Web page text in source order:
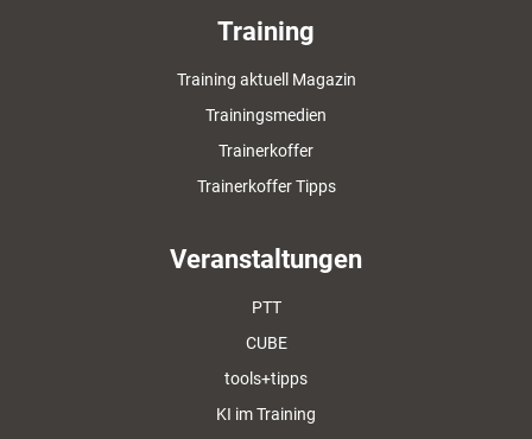
Training
Training aktuell Magazin
Trainingsmedien
Trainerkoffer
Trainerkoffer Tipps
Veranstaltungen
PTT
CUBE
tools+tipps
KI im Training